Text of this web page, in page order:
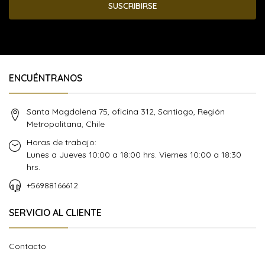
SUSCRIBIRSE
ENCUÉNTRANOS
Santa Magdalena 75, oficina 312, Santiago, Región
Metropolitana, Chile
Horas de trabajo:
Lunes a Jueves 10:00 a 18:00 hrs. Viernes 10:00 a 18:30
hrs.
+56988166612
SERVICIO AL CLIENTE
Contacto